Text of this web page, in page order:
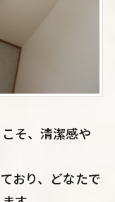
そ、清潔感や
おり、どなたで